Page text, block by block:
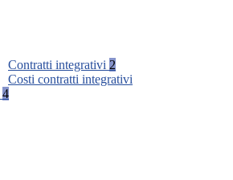
Contratti integrativi 2
Costi contratti integrativi
4